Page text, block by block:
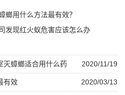
螂用什么方法最有效？
发现红火蚁危害应该怎么办
2020/11/19
灭蟑螂适合用什么药
2020/03/13
有效